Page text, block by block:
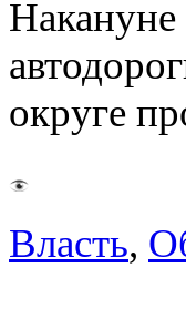
Накануне
округе
Власть,